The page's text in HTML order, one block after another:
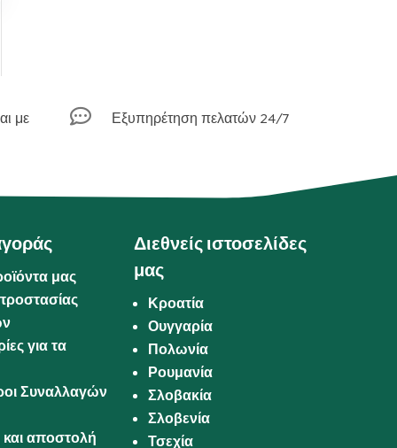
με
 Εξυπηρέτηση πελατών 24/7
μας
για τα
Συναλλαγών
αποστολή
Διεθνείς ιστοσελίδες
μας
Κροατία
Ουγγαρία
Πολωνία
Ρουμανία
Σλοβακία
Σλοβενία
Τσεχία